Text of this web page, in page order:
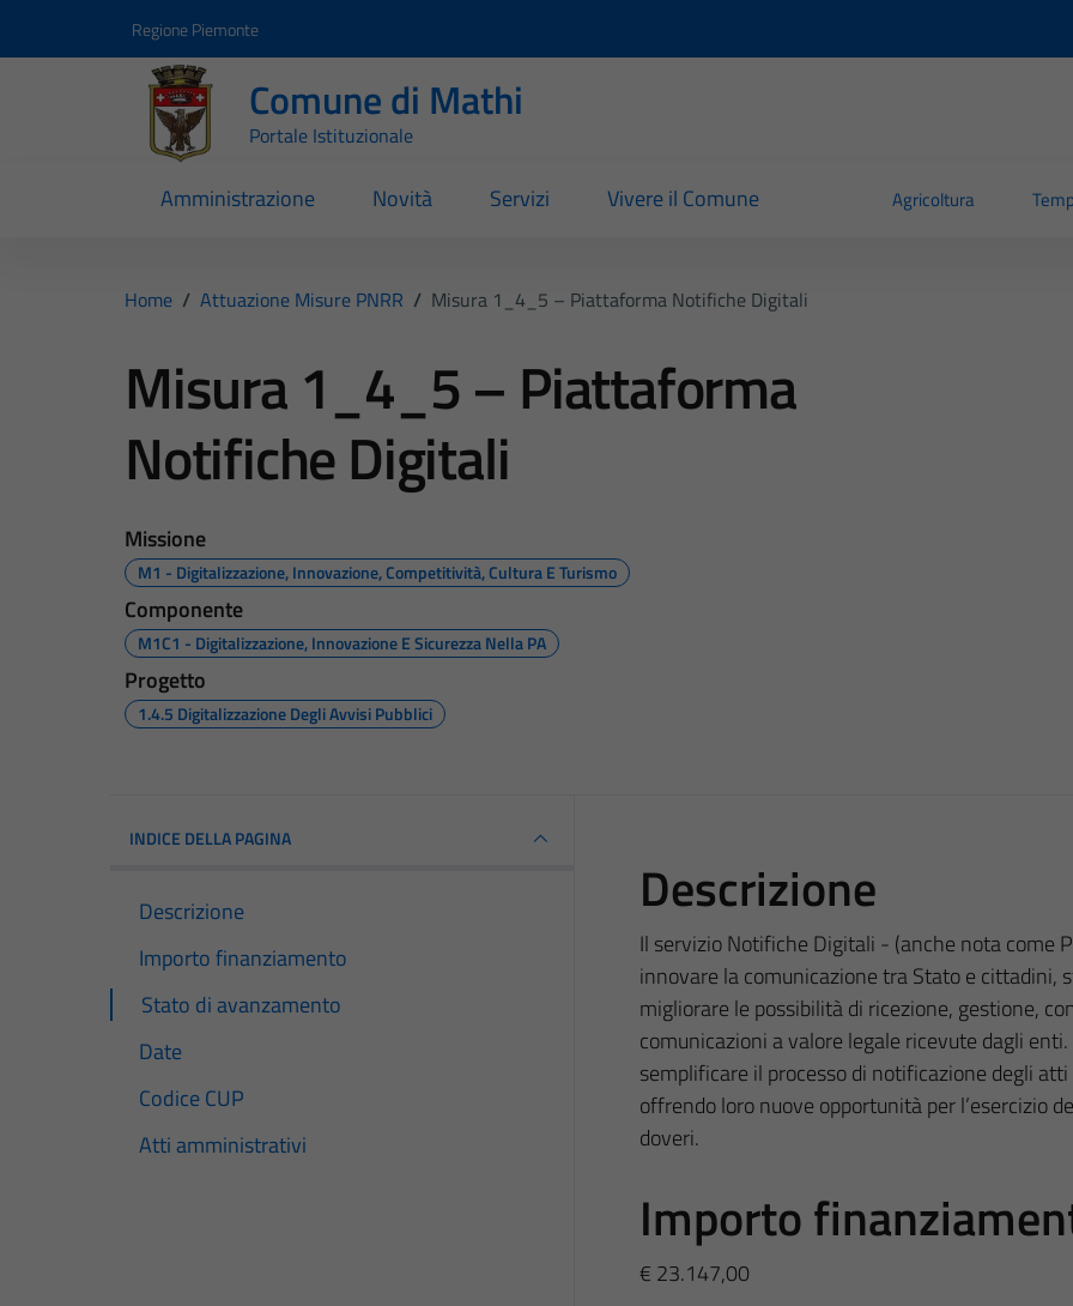
Regione Piemonte
Comune di Mathi
Portale Istituzionale
Amministrazione Novità Servizi Vivere il Comune Agricoltura
Home / Attuazione Misure PNRR / Misura 1_4_5 – Piattaforma Notifiche Digitali
Misura 1_4_5 – Piattaforma
Notifiche Digitali
Missione
M1 - Digitalizzazione, Innovazione, Competitività, Cultura E Turismo
Componente
M1C1 - Digitalizzazione, Innovazione E Sicurezza Nella PA
Progetto
1.4.5 Digitalizzazione Degli Avvisi Pubblici
INDICE DELLA PAGINA
Descrizione
Importo finanziamento
Stato di avanzamento
Date
Codice CUP
Atti amministrativi
Descrizione
Il servizio Notifiche Digitali - (anche nota come
innovare la comunicazione tra Stato e cittadini,
migliorare le possibilità di ricezione, gestione,
comunicazioni a valore legale ricevute dagli
semplificare il processo di notificazione degli
offrendo loro nuove opportunità per l’esercizio
doveri.
Importo
€ 23.147,00